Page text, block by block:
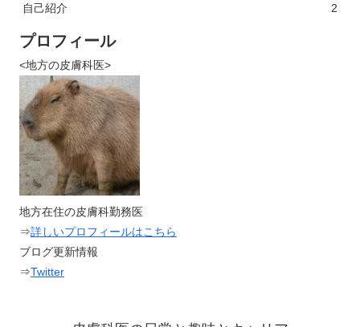
自己紹介 2
プロフィール
<地方の皮膚科医>
地方在住の皮膚科勤務医
⇒詳しいプロフィールはこちら
ブログ更新情報
⇒Twitter